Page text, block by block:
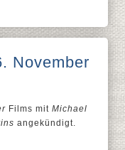
November
Films mit Michael
angekündigt.